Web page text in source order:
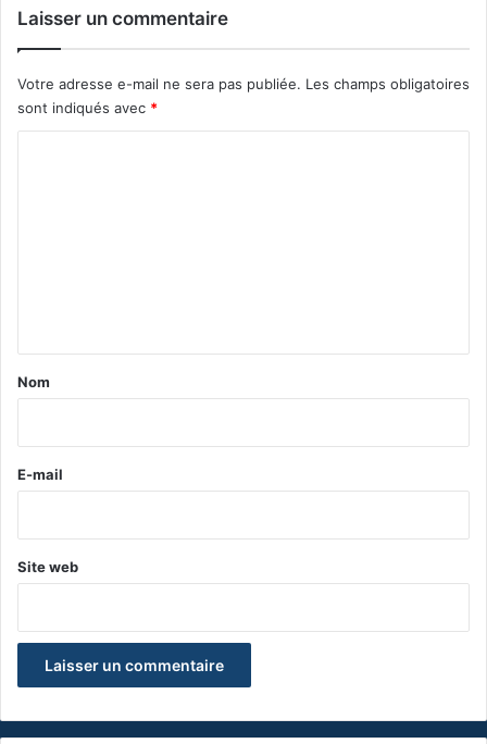
Laisser un commentaire
Votre adresse e-mail ne sera pas publiée. Les champs obligatoires
sont indiqués avec *
a
e
Nom
E-mail
Site web